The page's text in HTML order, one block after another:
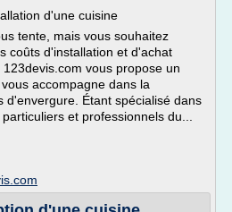
d'une cuisine
tente, mais vous souhaitez
coûts d'installation et d'achat
vous propose un
accompagne dans la
d'envergure. Étant spécialisé dans
et professionnels du...